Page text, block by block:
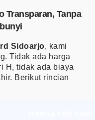
Transparan, Tanpa
Sidoarjo, kami
Tidak ada harga
H, tidak ada biaya
Berikut rincian